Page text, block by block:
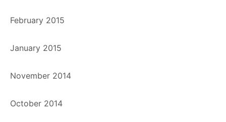
February 2015
January 2015
November 2014
October 2014